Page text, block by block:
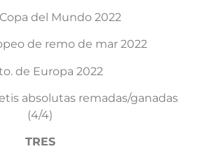
Copa del Mundo 2022
de remo de mar 2022
de Europa 2022
absolutas remadas/ganadas
(4/4)
TRES